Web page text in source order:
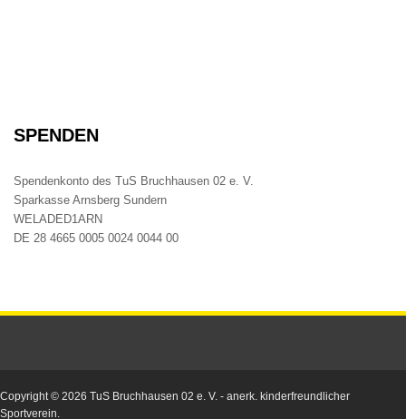
SPENDEN
Spendenkonto des TuS Bruchhausen 02 e. V.
Sparkasse Arnsberg Sundern
WELADED1ARN
DE 28 4665 0005 0024 0044 00
Copyright © 2026 TuS Bruchhausen 02 e. V. - anerk. kinderfreundlicher
Sportverein.